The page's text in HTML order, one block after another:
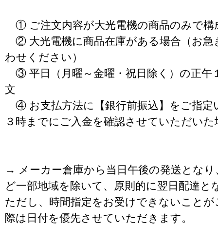
① ご注文内容が大光電機の商品のみで構
② 大光電機に商品在庫がある場合（お急
わせください）
③ 平日（月曜～金曜・祝日除く）の正午
文
④ お支払方法に【銀行前振込】をご指定
３時までにご入金を確認させていただいた
→ メーカー倉庫から当日午後の発送となり
ど一部地域を除いて、原則的に翌日配達と
ただし、時間指定をお受けできないこと
際は日付を優先させていただきます。